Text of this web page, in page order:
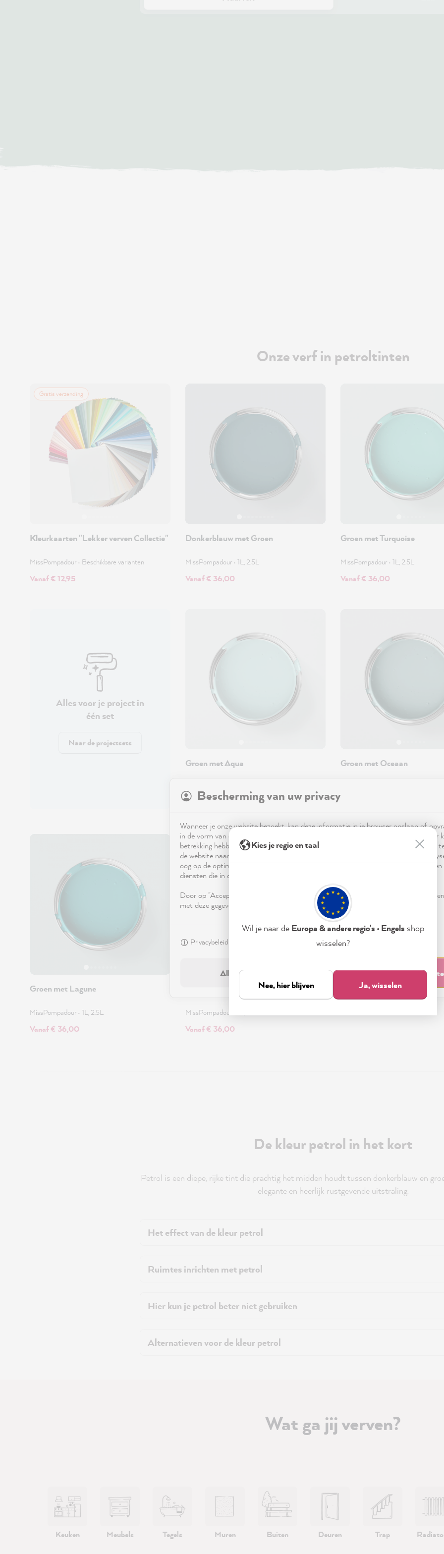
Onze verf in petroltinten
Gratis verzending
Kleurkaarten "Lekker verven Collectie"
MissPompadour • Beschikbare varianten
Vanaf € 12,95
Donkerblauw met Groen
MissPompadour • 1L, 2.5L
Vanaf € 36,00
Groen met Turquoise
MissPompadour • 1L, 2.5L
Vanaf € 36,00
Alles voor je project in
één set
Naar de projectsets
Groen met Aqua
Vanaf € 36,00
Groen met Oceaan
Groen met Lagune
MissPompadour • 1L, 2.5L
Vanaf € 36,00
MissPompadour
Vanaf € 36,00
De kleur petrol in het kort
Petrol is een diepe, rijke tint die prachtig het midden houdt tussen donkerblauw en
elegante en heerlijk rustgevende uitstraling.
Het effect van de kleur petrol
Ruimtes inrichten met petrol
Hier kun je petrol beter niet gebruiken
Alternatieven voor de kleur petrol
Wat ga jij verven?
Keuken Meubels Tegels Muren Buiten Deuren Trap
Bescherming van uw privacy
Wanneer je onze website bezoekt, kan deze informatie in je browser opslaan of
in de vorm van cookies. Deze informatie is niet alleen technisch noodzakelijk, maar
betrekking hebben op je, je instellingen of je apparaat en wordt gebruikt om ervoor
de website naar verwachting functioneert en om je gebruik van de website te
oog op de optimalisering ervan, en om gepersonaliseerde advertenties aan te bieden
diensten die in de verklaring inzake gegevensbescherming worden genoemd.
Door op "Accepteren & sluiten" te klikken, ga je vrijwillig akkoord (op elk moment
met deze gegevensverwerking.
Privacybeleid
Accepteren &
Alleen noodzakelijk
Kies je regio en taal
Wil je naar de Europa & andere regio's • Engels shop
wisselen?
Nee, hier blijven Ja, wisselen